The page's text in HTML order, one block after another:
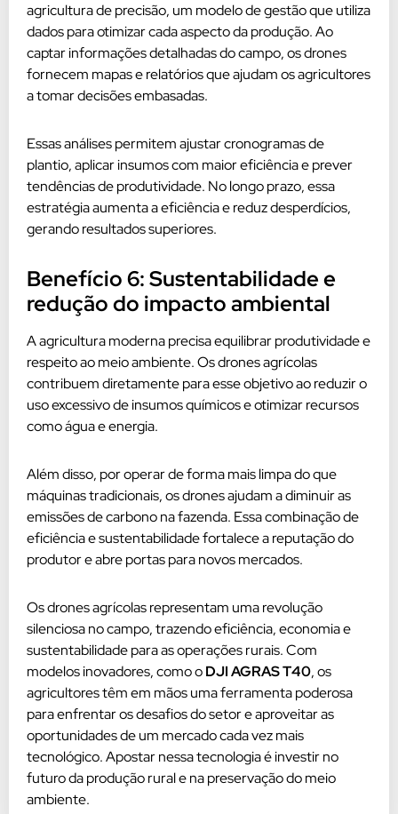
agricultura de precisão, um modelo de gestão que utiliza
dados para otimizar cada aspecto da produção. Ao
captar informações detalhadas do campo, os drones
fornecem mapas e relatórios que ajudam os agricultores
a tomar decisões embasadas.
Essas análises permitem ajustar cronogramas de
plantio, aplicar insumos com maior eficiência e prever
tendências de produtividade. No longo prazo, essa
estratégia aumenta a eficiência e reduz desperdícios,
gerando resultados superiores.
Benefício 6: Sustentabilidade e
redução do impacto ambiental
A agricultura moderna precisa equilibrar produtividade e
respeito ao meio ambiente. Os drones agrícolas
contribuem diretamente para esse objetivo ao reduzir o
uso excessivo de insumos químicos e otimizar recursos
como água e energia.
Além disso, por operar de forma mais limpa do que
máquinas tradicionais, os drones ajudam a diminuir as
emissões de carbono na fazenda. Essa combinação de
eficiência e sustentabilidade fortalece a reputação do
produtor e abre portas para novos mercados.
Os drones agrícolas representam uma revolução
silenciosa no campo, trazendo eficiência, economia e
sustentabilidade para as operações rurais. Com
modelos inovadores, como oDJI AGRAS T40, os
agricultores têm em mãos uma ferramenta poderosa
para enfrentar os desafios do setor e aproveitar as
oportunidades de um mercado cada vez mais
tecnológico. Apostar nessa tecnologia é investir no
futuro da produção rural e na preservação do meio
ambiente.